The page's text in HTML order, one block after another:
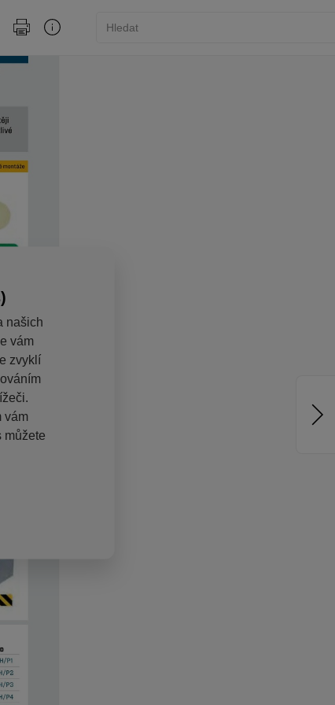
našich
vám
zvyklí
vám
můžete